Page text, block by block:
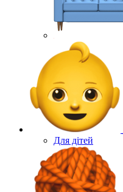
Для дітей